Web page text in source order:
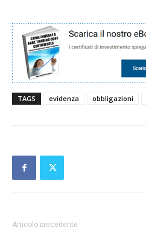
TAGS evidenza obbligazioni
Articolo precedente